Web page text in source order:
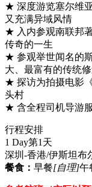
★ 深度游览塞尔维
又充满异域风情
★ 入内参观南联邦
传奇的一生
★ 参观举世闻名的
大、最富有的传统修
★ 探访为拍摄电影
头村
★ 含全程司机导游
行程安排
1 Day第1天
深圳-香港/伊斯坦布
餐食： 早餐[自理]午